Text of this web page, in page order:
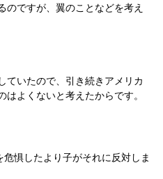
のですが、翼のことなどを考え
ていたので、引き続きアメリカ
はよくないと考えたからです。
危惧したより子がそれに反対しま